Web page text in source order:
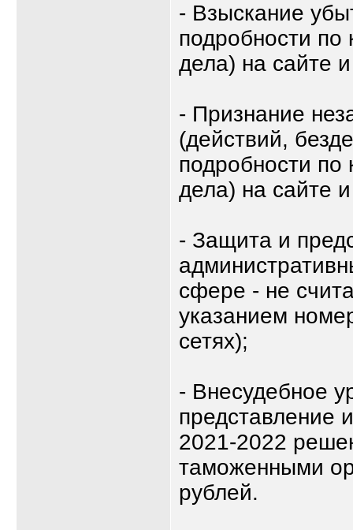
- Взыскание
подробности
дела) на сайте
- Признание
(действий,
подробности
дела) на сайте
- Защита и
сфере - не
указанием
сетях);
- Внесудебное
представление
2021-2022
таможенными
рублей.